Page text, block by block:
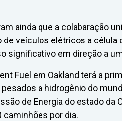
ainda que a colabaração
de veículos elétricos a
significativo em direção a
Fuel em Oakland terá a
a hidrogênio do
de Energia do estado da
caminhões por dia.